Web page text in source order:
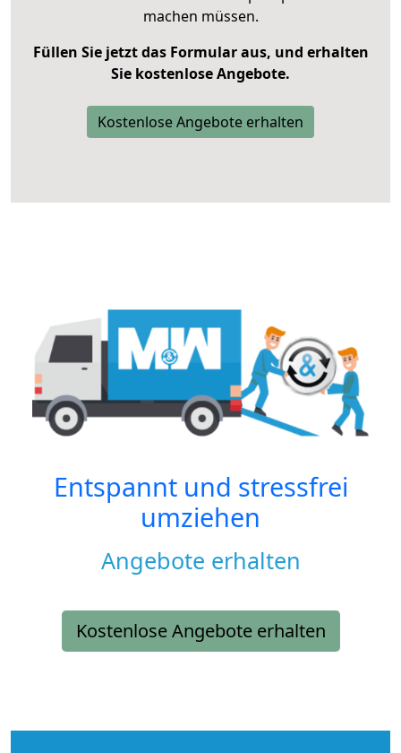
machen müssen.
Füllen Sie jetzt das Formular aus, und erhalten
Sie kostenlose Angebote.
Kostenlose Angebote erhalten
Entspannt und stressfrei
umziehen
Angebote erhalten
Kostenlose Angebote erhalten